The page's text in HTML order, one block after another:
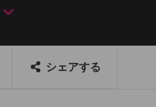
Touch(第4世代以降)、
シェアする